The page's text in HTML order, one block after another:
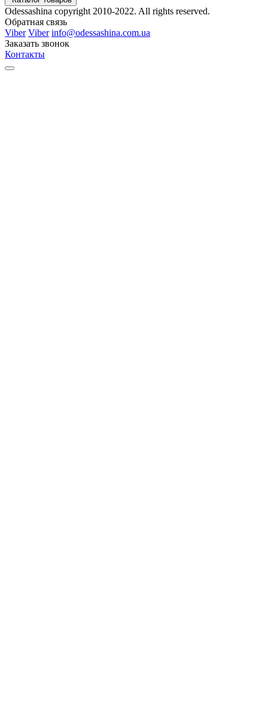
Odessashina copyright 2010-2022. All rights reserved.
Обратная связь
Viber Viber info@odessashina.com.ua
Заказать звонок
Контакты